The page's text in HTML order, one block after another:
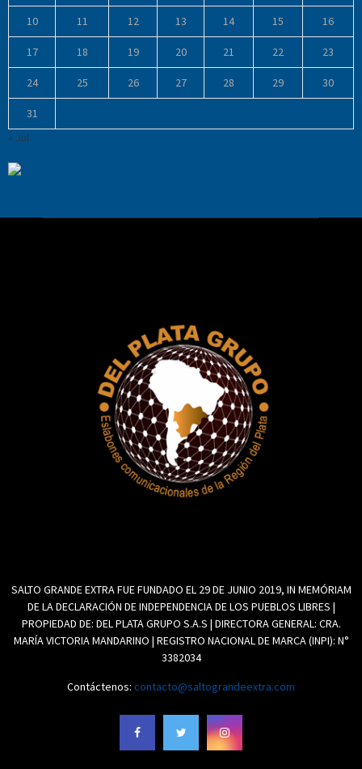
10 11 12 13 14 15 16
17 18 19 20 21 22 23
24 25 26 27 28 29 30
31
« Jul
SALTO GRANDE EXTRA FUE FUNDADO EL 29 DE JUNIO 2019, IN MEMÓRIAM
DE LA DECLARACIÓN DE INDEPENDENCIA DE LOS PUEBLOS LIBRES |
PROPIEDAD DE: DEL PLATA GRUPO S.A.S | DIRECTORA GENERAL: CRA.
MARÍA VICTORIA MANDARINO | REGISTRO NACIONAL DE MARCA (INPI): N°
3382034
Contáctenos: contacto@saltograndeextra.com